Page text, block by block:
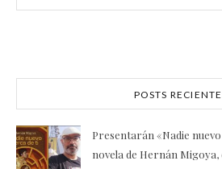
POSTS
Presentarán «Nadie
novela de Hernán Migoya,